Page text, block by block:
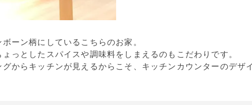
ーン柄にしているこちらのお家。
っとしたスパイスや調味料をしまえるのもこだわりです。
からキッチンが見えるからこそ、キッチンカウンターのデザ